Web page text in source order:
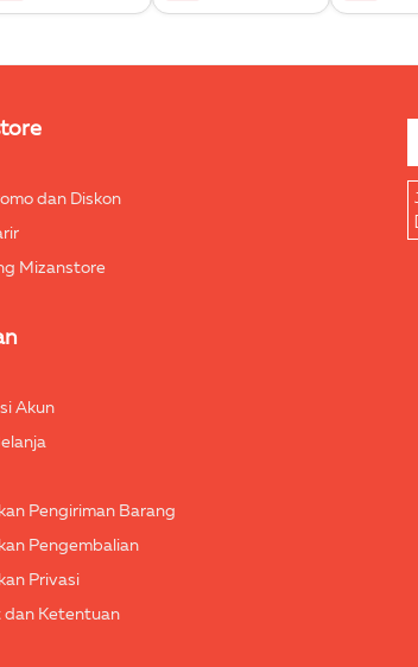
dan Diskon
Mizanstore
Akun
Pengiriman Barang
Pengembalian
Privasi
dan Ketentuan